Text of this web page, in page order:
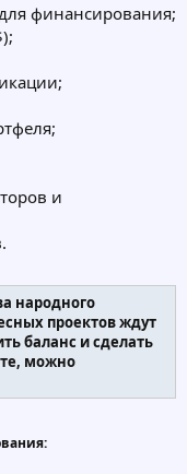
финансирования;
и
народного
проектов ждут
баланс и сделать
можно